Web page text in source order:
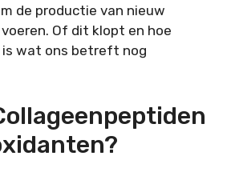
de productie van nieuw
Of dit klopt en hoe
wat ons betreft nog